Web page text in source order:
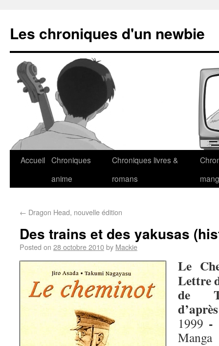
Les chroniques d'un newbie
Accueil Chroniques
anime
Chroniques livres &
romans
← Dragon Head, nouvelle édition
Des trains et des yakusas
Posted on 28 octobre 2010by Mackie
Le
Lettre
de
1999 -
Manga